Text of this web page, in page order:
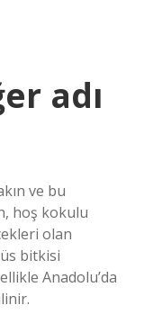
adı
ve bu
hoş kokulu
olan
bitkisi
Anadolu’da